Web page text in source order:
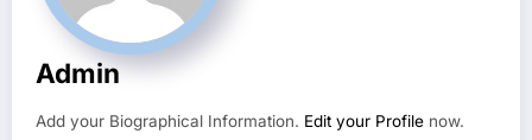
Admin
Add your Biographical Information. Edit your Profile now.